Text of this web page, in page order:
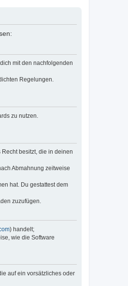
mit den nachfolgenden
Regelungen.
zu nutzen.
besitzt, die in deinen
Abmahnung zeitweise
hat. Du gestattest dem
zuzufügen.
) handelt;
wie die Software
auf ein vorsätzliches oder